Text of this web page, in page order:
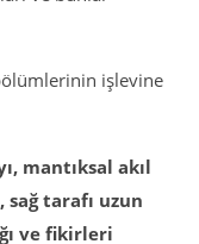
işlevine
mantıksal akıl
tarafı uzun
ve fikirleri